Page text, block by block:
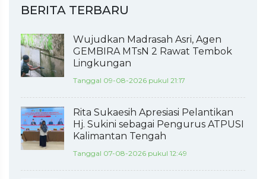
BERITA TERBARU
Wujudkan Madrasah Asri, Agen
GEMBIRA MTsN 2 Rawat Tembok
Lingkungan
Tanggal 09-08-2026 pukul 21:17
Rita Sukaesih Apresiasi Pelantikan
Hj. Sukini sebagai Pengurus ATPUSI
Kalimantan Tengah
Tanggal 07-08-2026 pukul 12:49